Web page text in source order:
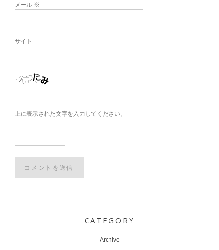
メール ※
サイト
上に表示された文字を入力してください。
CATEGORY
Archive